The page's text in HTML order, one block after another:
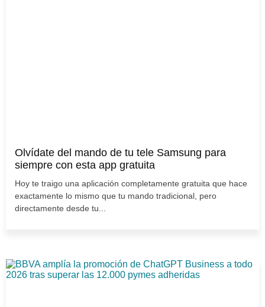
Olvídate del mando de tu tele Samsung para
siempre con esta app gratuita
Hoy te traigo una aplicación completamente gratuita que hace
exactamente lo mismo que tu mando tradicional, pero
directamente desde tu...